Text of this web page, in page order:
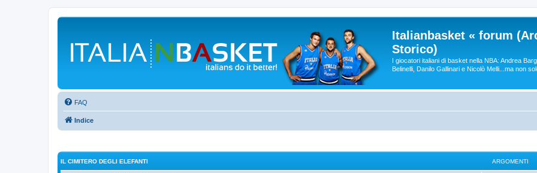
Italianbasket « forum
Storico)
I giocatori italiani di basket nella NBA: Andrea
Belinelli, Danilo Gallinari e Nicolò Melli...ma non
FAQ
Indice
IL CIMITERO DEGLI ELEFANTI ARGOMENTI